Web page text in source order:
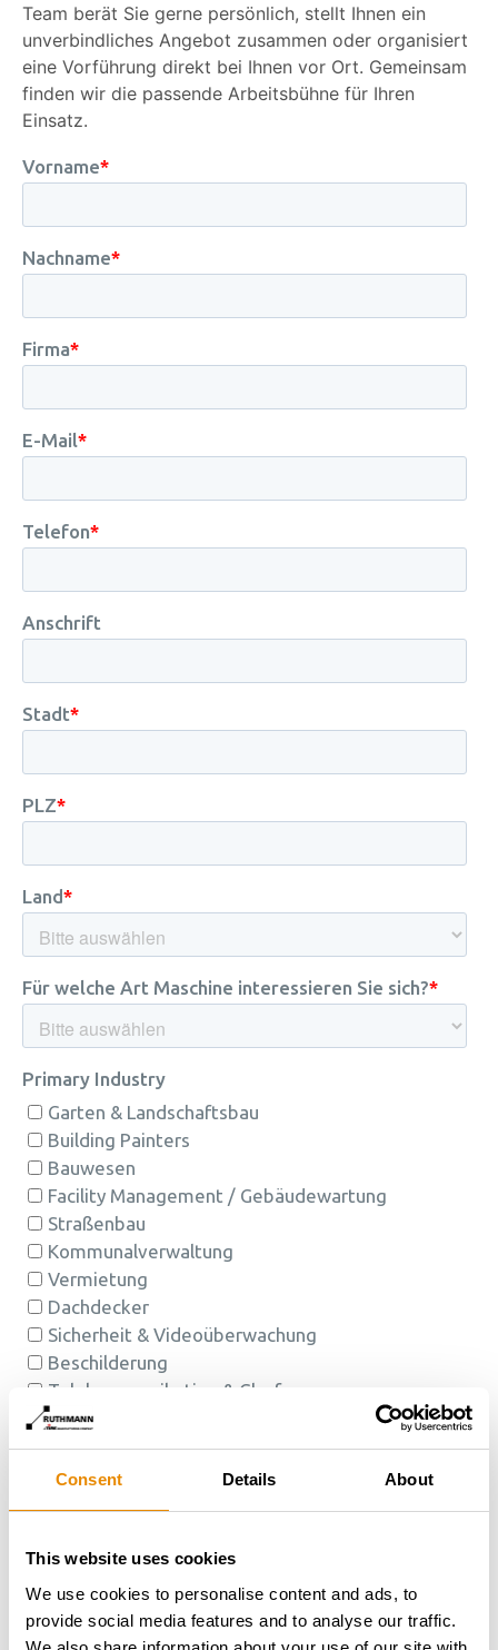
Consent Details About
This website uses cookies
We use cookies to personalise content and ads, to
provide social media features and to analyse our traffic.
Team berät Sie gerne persönlich, stellt Ihnen ein
unverbindliches Angebot zusammen oder organisiert
eine Vorführung direkt bei Ihnen vor Ort. Gemeinsam
finden wir die passende Arbeitsbühne für Ihren
Einsatz.